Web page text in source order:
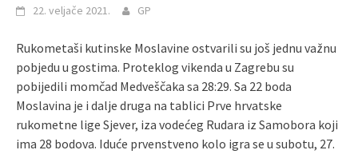
22. veljače 2021. GP
Rukometaši kutinske Moslavine ostvarili su još jednu važnu
pobjedu u gostima. Proteklog vikenda u Zagrebu su
pobijedili momčad Medveščaka sa 28:29. Sa 22 boda
Moslavina je i dalje druga na tablici Prve hrvatske
rukometne lige Sjever, iza vodećeg Rudara iz Samobora koji
ima 28 bodova. Iduće prvenstveno kolo igra se u subotu, 27.